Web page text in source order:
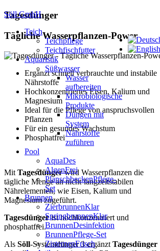
Söll GmbH
Teich
Teichpflege
Teichfischfutter
Aquaristik
Süßwasser
Wasser
aufbereiten
Mikrobiologische
Produkte
Düngen mit
System
Nährstoffe
zuführen
Pool
AquaDes
AlgenFrei
PlanschbeckenPflege-
Set
Brunnen
ZierbrunnenKlar
SpringbrunnenKlar
BrunnenDesinfektion
BrunnenPflege-Set
ZisternenFrisch
Tagesdünger
Tägliche Wasserpflanzen-Power
Ergänzt schnell verbrauchte und instabile
Nährstoffe
Hochkonzentriertes Eisen, Kalium und
Magnesium
Ideal für die Pflege von anspruchsvollen
Pflanzen
Für ein gesundes Wachstum
Phosphatfrei
Mit Tagesdüngerwird Wasserpflanzen die
tägliche Menge an nicht-langzeitstabilen
Nährelementen, wie Eisen, Kalium und
Magnesium zugeführt.
Tagesdüngerist hochkonzentriert und
phosphatfrei.
Als Söll-Systemdünger 3 ergänzt Tagesdünger